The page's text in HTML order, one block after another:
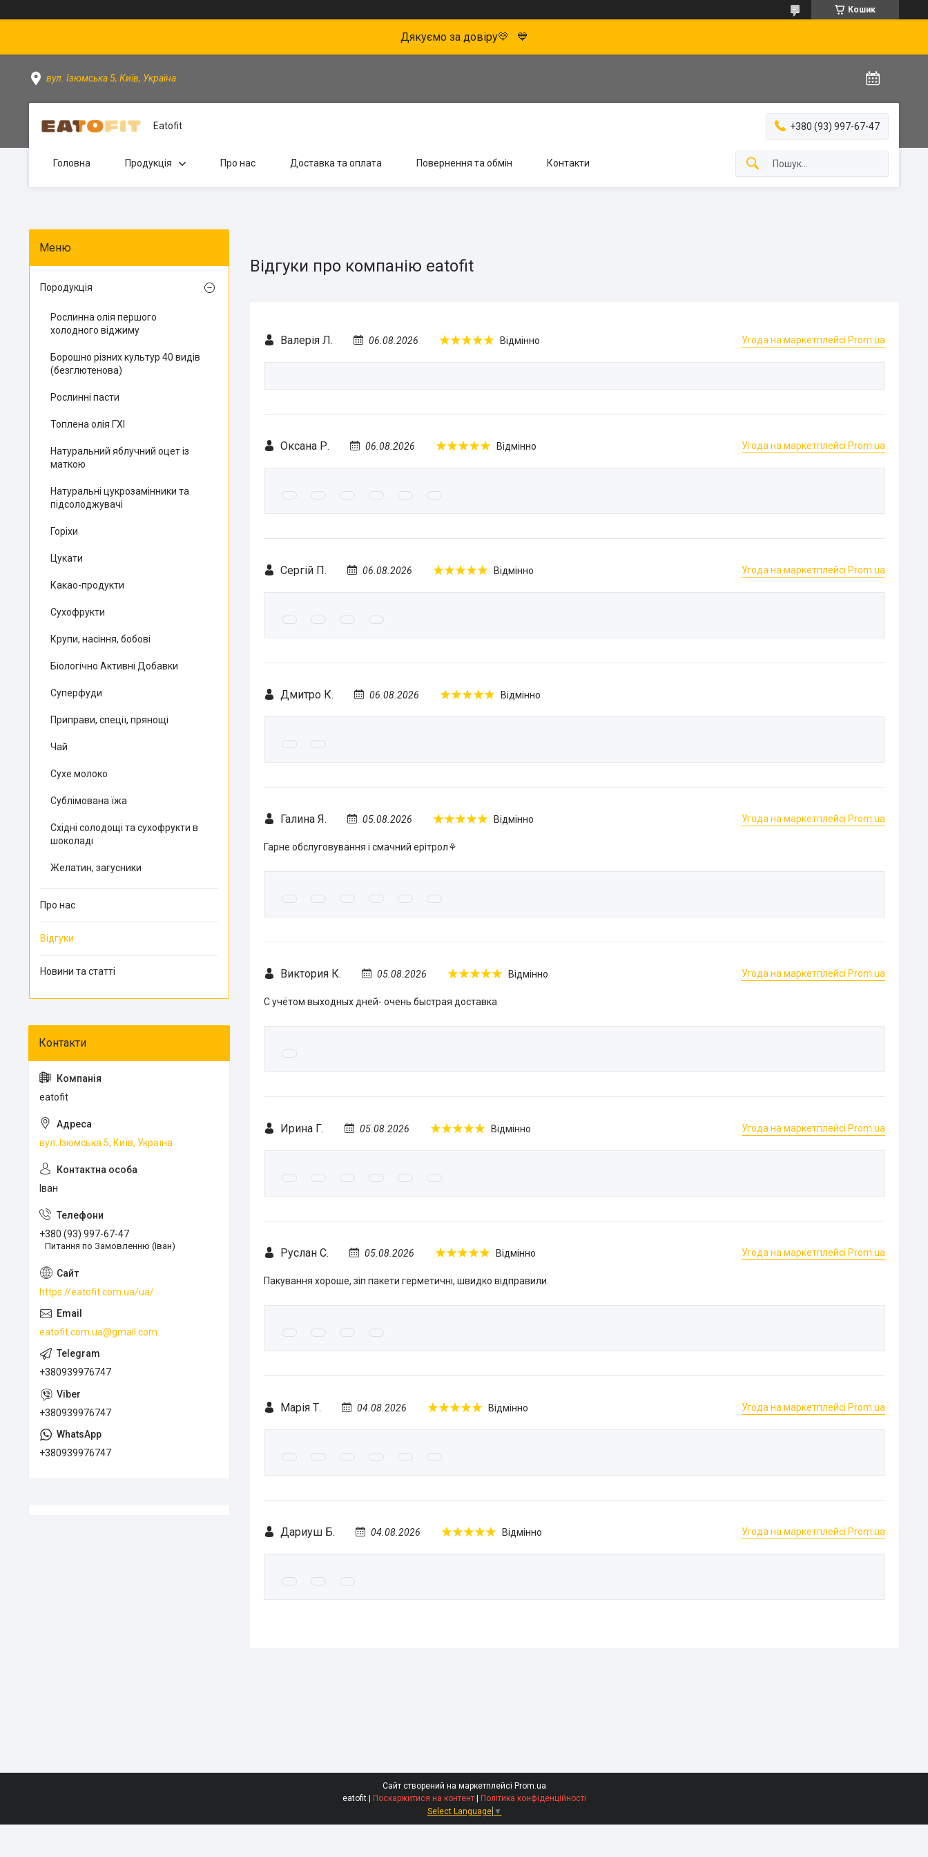
Кошик
Дякуємо за довіру💛 💙
вул. Ізюмська 5, Київ, Україна
Eatofit +380 (93) 997-67-47
Головна Продукція Про нас Доставка та оплата Повернення та обмін Контакти
Відгуки про компанію eatofit
Валерія Л. 06.08.2026 Відмінно Угода на маркетплейсі Prom.ua
Оксана Р. 06.08.2026 Відмінно Угода на маркетплейсі Prom.ua
Сергій П. 06.08.2026 Відмінно Угода на маркетплейсі Prom.ua
Дмитро К. 06.08.2026 Відмінно
Галина Я. 05.08.2026 Відмінно Угода на маркетплейсі Prom.ua
Гарне обслуговування і смачний ерітрол⚘️
Виктория К. 05.08.2026 Відмінно Угода на маркетплейсі Prom.ua
С учётом выходных дней- очень быстрая доставка
Ирина Г. 05.08.2026 Відмінно Угода на маркетплейсі Prom.ua
Руслан С. 05.08.2026 Відмінно Угода на маркетплейсі Prom.ua
Пакування хороше, зіп пакети герметичні, швидко відправили.
Марія Т. 04.08.2026 Відмінно Угода на маркетплейсі Prom.ua
Дариуш Б. 04.08.2026 Відмінно Угода на маркетплейсі Prom.ua
Породукція
Рослинна олія першого
холодного віджиму
Борошно різних культур 40 видів
(безглютенова)
Рослинні пасти
Топлена олія ГХІ
Натуральний яблучний оцет із
маткою
Натуральні цукрозамінники та
підсолоджувачі
Горіхи
Цукати
Какао-продукти
Сухофрукти
Крупи, насіння, бобові
Біологічно Активні Добавки
Суперфуди
Приправи, спеції, прянощі
Чай
Сухе молоко
Сублімована їжа
Східні солодощі та сухофрукти в
шоколаді
Желатин, загусники
Про нас
Відгуки
Новини та статті
eatofit
вул. Ізюмська 5, Київ, Україна
Іван
+380 (93) 997-67-47
Питання по Замовленню (Іван)
https://eatofit.com.ua/ua/
eatofit.com.ua@gmail.com
+380939976747
+380939976747
+380939976747
Сайт створений на маркетплейсі Prom.ua
Поскаржитися на контент
Політика конфіденційності
Select Language ▼